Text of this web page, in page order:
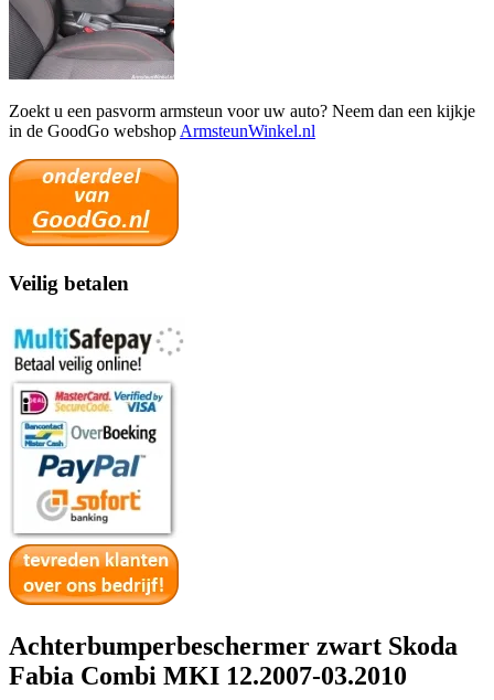
Zoekt u een pasvorm armsteun voor uw auto? Neem dan een kijkje
in de GoodGo webshop ArmsteunWinkel.nl
Veilig betalen
Achterbumperbeschermer zwart Skoda
Fabia Combi MKI 12.2007-03.2010